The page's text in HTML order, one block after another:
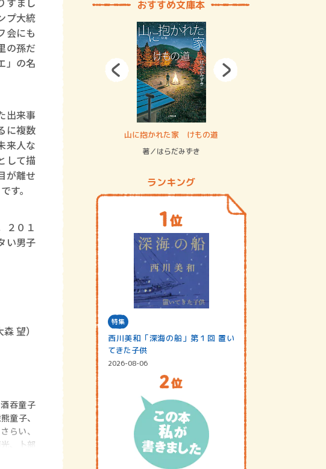
プ大統
会にも
の孫だ
」の名
出来事
に複数
来人な
して描
が離せ
す。
２０１
い男子
森 望）
吞童子
童子、
らい、
、卜部
おすすめ文庫本
イン・ザ・システム
デボラ・イン…
山に抱かれた家 けもの道
著／はらだみずき
ランキング
特集
西川美和「深海の船」第１回 置い
てきた子供
2026-08-06